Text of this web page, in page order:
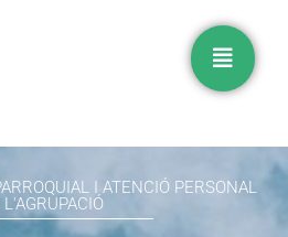
I ATENCIÓ PERSONAL